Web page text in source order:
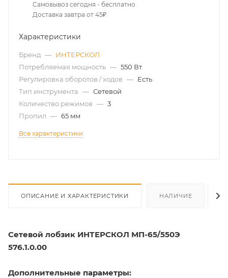
Самовывоз сегодня - бесплатно
Доставка завтра от 45₽
Характеристики
Бренд — ИНТЕРСКОЛ
Потребляемая мощность — 550 Вт
Регулировка оборотов / ходов — Есть
Тип инструмента — Сетевой
Количество режимов — 3
Пропил — 65 мм
Все характеристики
ОПИСАНИЕ И ХАРАКТЕРИСТИКИ НАЛИЧИЕ
Сетевой лобзик ИНТЕРСКОЛ МП-65/550Э
576.1.0.00
Дополнительные параметры: